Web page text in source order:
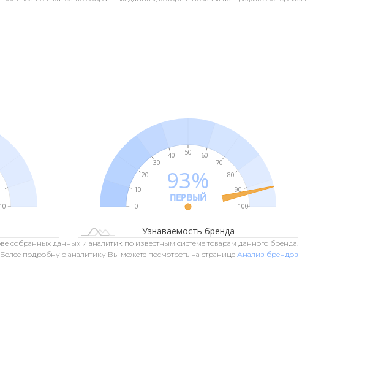
10
L -20
-10
0
10
20
30
40 50
60
70
80
90
100
110
93%
ПЕРВЫЙ
Узнаваемость бренда
собранных данных и аналитик по известным системе товарам данного бренда.
Более подробную аналитику Вы можете посмотреть на странице Анализ брендов